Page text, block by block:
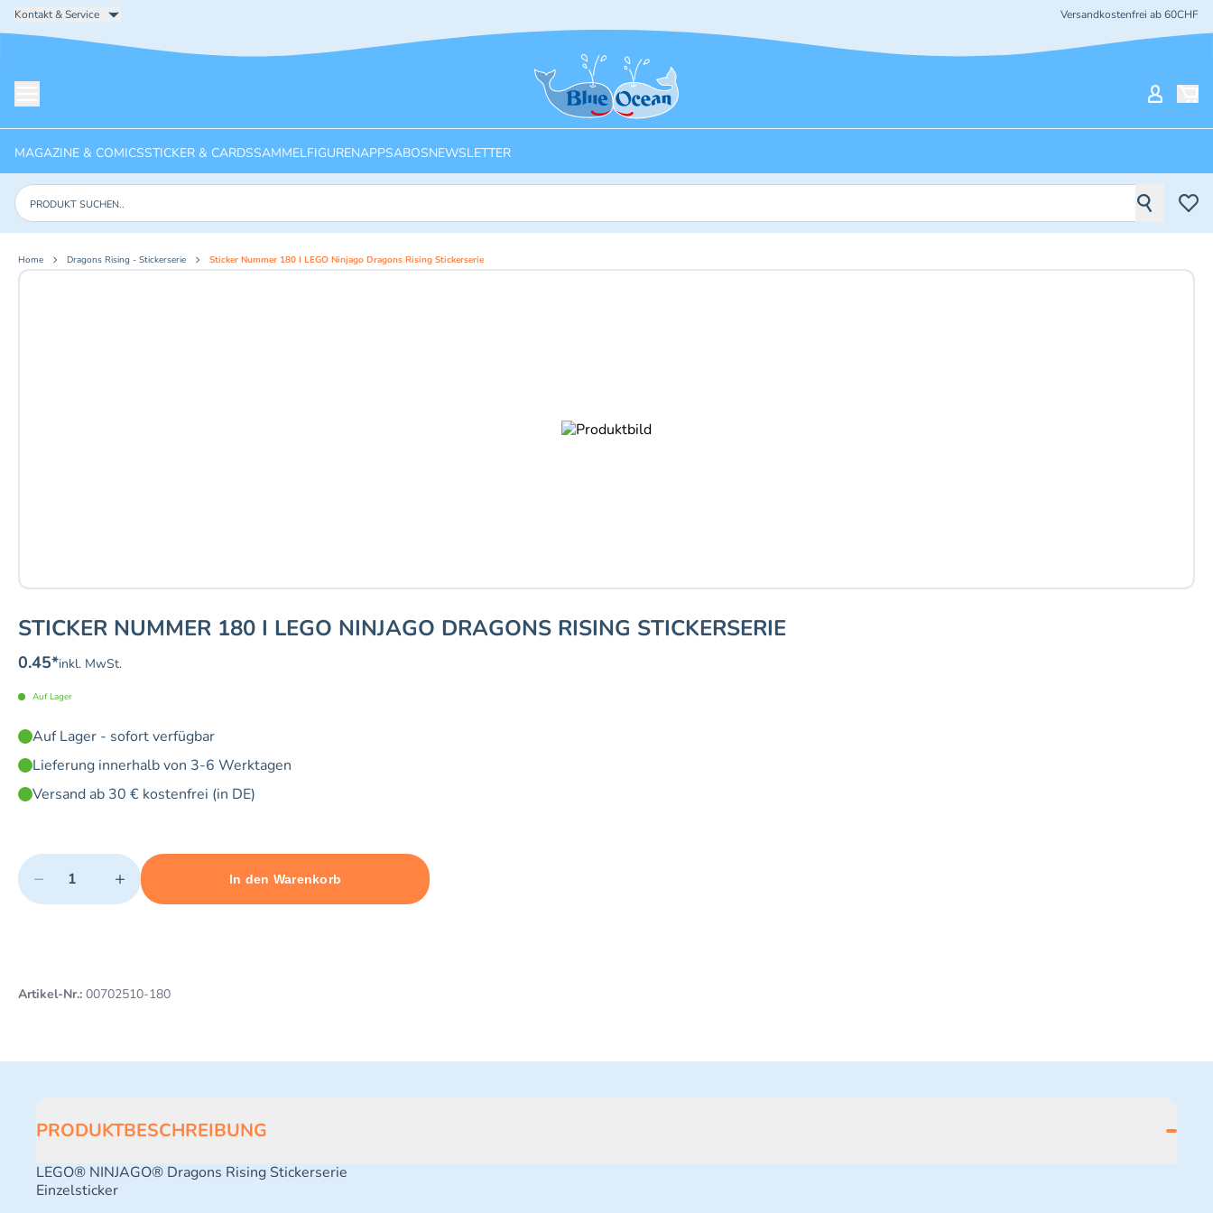
Kontakt & Service Versandkostenfrei ab 60CHF
Startseite
MAGAZINE & COMICSSTICKER & CARDSSAMMELFIGURENAPPSABOSNEWSLETTER
Produkte suchen
Home Dragons Rising - Stickerserie Sticker Nummer 180 I LEGO Ninjago Dragons Rising Stickerserie
STICKER NUMMER 180 I LEGO NINJAGO DRAGONS RISING STICKERSERIE
0.45*inkl. MwSt.
Auf Lager
Auf Lager - sofort verfügbar
Lieferung innerhalb von 3-6 Werktagen
Versand ab 30 € kostenfrei (in DE)
Quantity
− +
Minimum quantity: 1 Maximum quantity: 3
In den Warenkorb
Add 1 item to cart
Artikel-Nr.: 00702510-180
PRODUKTBESCHREIBUNG
LEGO® NINJAGO® Dragons Rising Stickerserie
Einzelsticker